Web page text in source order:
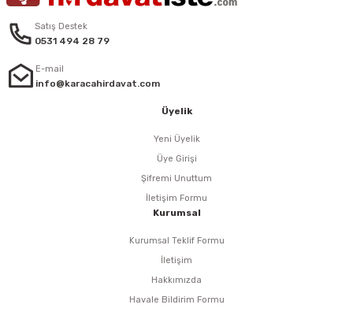
Satış Destek
0531 494 28 79
E-mail
info@karacahirdavat.com
Üyelik
Yeni Üyelik
Üye Girişi
Şifremi Unuttum
İletişim Formu
Kurumsal
Kurumsal Teklif Formu
İletişim
Hakkımızda
Havale Bildirim Formu